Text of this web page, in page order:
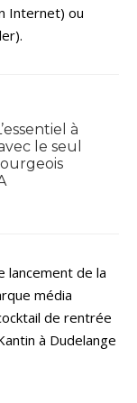
Internet) ou
à
le seul
lancement de la
média
de rentrée
à Dudelange